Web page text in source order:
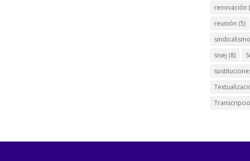
renovación
reunión (5)
sindicalismo
sisej (8)